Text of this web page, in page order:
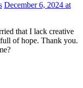
December 6, 2024 at
that I lack creative
of hope. Thank you.